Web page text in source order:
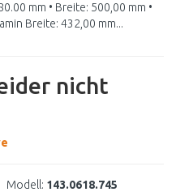
mm • Breite: 500,00 mm •
Breite: 432,00 mm...
nicht
Modell: 143.0618.745